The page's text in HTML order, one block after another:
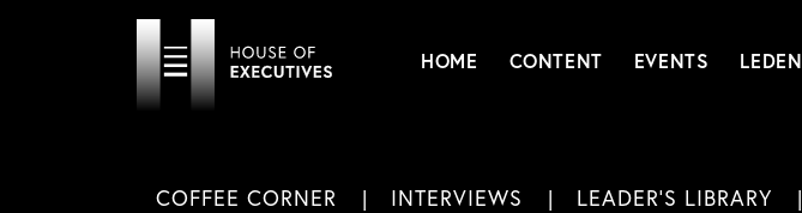
HOME CONTENT EVENTS LEDEN
COFFEE CORNER INTERVIEWS LEADER'S LIBRARY